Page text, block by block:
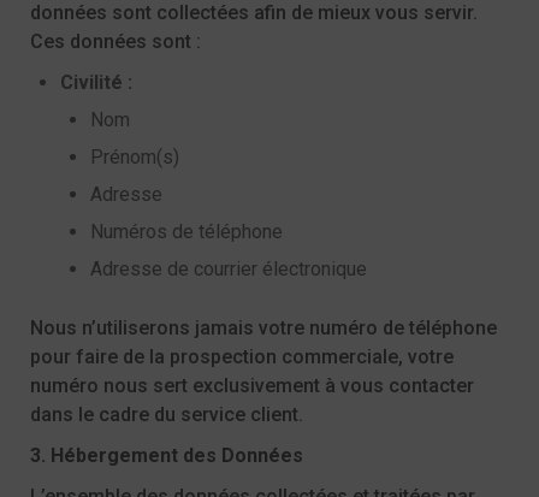
données sont collectées afin de mieux vous servir.
Ces données sont :
Civilité :
Nom
Prénom(s)
Adresse
Numéros de téléphone
Adresse de courrier électronique
Nous n’utiliserons jamais votre numéro de téléphone
pour faire de la prospection commerciale, votre
numéro nous sert exclusivement à vous contacter
dans le cadre du service client.
3. Hébergement des Données